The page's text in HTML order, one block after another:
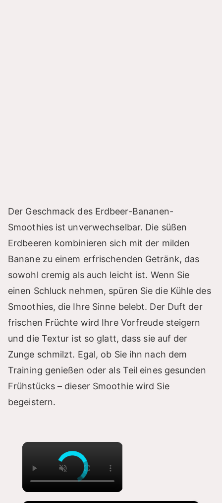
Der Geschmack des Erdbeer-Bananen-
Smoothies ist unverwechselbar. Die süßen
Erdbeeren kombinieren sich mit der milden
Banane zu einem erfrischenden Getränk, das
sowohl cremig als auch leicht ist. Wenn Sie
einen Schluck nehmen, spüren Sie die Kühle des
Smoothies, die Ihre Sinne belebt. Der Duft der
frischen Früchte wird Ihre Vorfreude steigern
und die Textur ist so glatt, dass sie auf der
Zunge schmilzt. Egal, ob Sie ihn nach dem
Training genießen oder als Teil eines gesunden
Frühstücks – dieser Smoothie wird Sie
begeistern.
×